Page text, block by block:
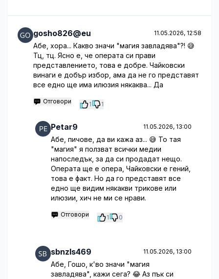
gosho826@eu 11.05.2026, 12:58
Абе, хора... Какво значи "магия завладява"?! 😅
Тц, тц. Ясно е, че операта си прави
представлението, това е добре. Чайковски
винаги е добър избор, ама да не го представят
все едно ще има илюзия някаква... Да
Отговори 1 1
Petar9 11.05.2026, 13:00
Абе, пичове, да ви кажа аз... 😅 То тая
"магия" я ползват всички медии
напоследък, за да си продадат нещо.
Операта ще е опера, Чайковски е гений,
това е факт. Но да го представят все
едно ще видим някакви трикове или
илюзии, хич не ми се нрави.
Отговори 1 0
sbnzls469 11.05.2026, 13:00
Абе, Гошо, к'во значи "магия
завладява", кажи сега? 😂 Аз пък си